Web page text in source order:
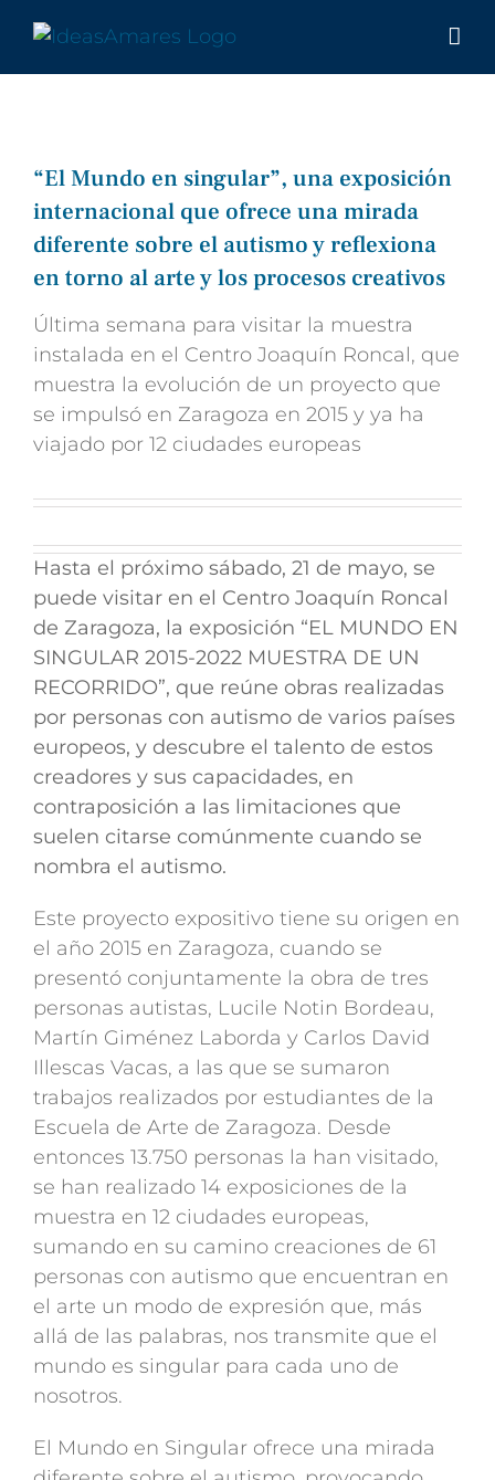
contenido
“El Mundo en singular”, una exposición
internacional que ofrece una mirada
diferente sobre el autismo y reflexiona
en torno al arte y los procesos creativos
Última semana para visitar la muestra
instalada en el Centro Joaquín Roncal, que
muestra la evolución de un proyecto que
se impulsó en Zaragoza en 2015 y ya ha
viajado por 12 ciudades europeas
Hasta el próximo sábado, 21 de mayo, se
puede visitar en el Centro Joaquín Roncal
de Zaragoza, la exposición “EL MUNDO EN
SINGULAR 2015-2022 MUESTRA DE UN
RECORRIDO”, que reúne obras realizadas
por personas con autismo de varios países
europeos, y descubre el talento de estos
creadores y sus capacidades, en
contraposición a las limitaciones que
suelen citarse comúnmente cuando se
nombra el autismo.
Este proyecto expositivo tiene su origen en
el año 2015 en Zaragoza, cuando se
presentó conjuntamente la obra de tres
personas autistas, Lucile Notin Bordeau,
Martín Giménez Laborda y Carlos David
Illescas Vacas, a las que se sumaron
trabajos realizados por estudiantes de la
Escuela de Arte de Zaragoza. Desde
entonces 13.750 personas la han visitado,
se han realizado 14 exposiciones de la
muestra en 12 ciudades europeas,
sumando en su camino creaciones de 61
personas con autismo que encuentran en
el arte un modo de expresión que, más
allá de las palabras, nos transmite que el
mundo es singular para cada uno de
nosotros.
El Mundo en Singular ofrece una mirada